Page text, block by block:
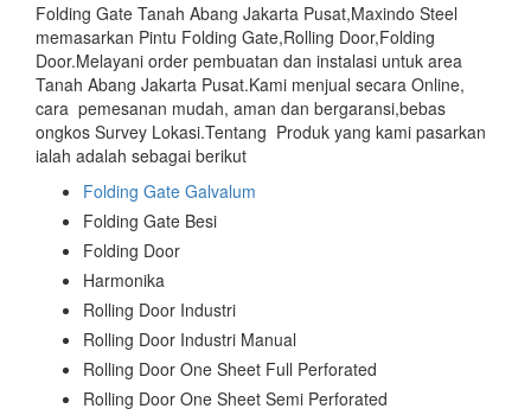
Folding Gate Tanah Abang Jakarta Pusat,Maxindo Steel
memasarkan Pintu Folding Gate,Rolling Door,Folding
Door.Melayani order pembuatan dan instalasi untuk area
Tanah Abang Jakarta Pusat.Kami menjual secara Online,
cara pemesanan mudah, aman dan bergaransi,bebas
ongkos Survey Lokasi.Tentang Produk yang kami pasarkan
ialah adalah sebagai berikut
Folding Gate Galvalum
Folding Gate Besi
Folding Door
Harmonika
Rolling Door Industri
Rolling Door Industri Manual
Rolling Door One Sheet Full Perforated
Rolling Door One Sheet Semi Perforated